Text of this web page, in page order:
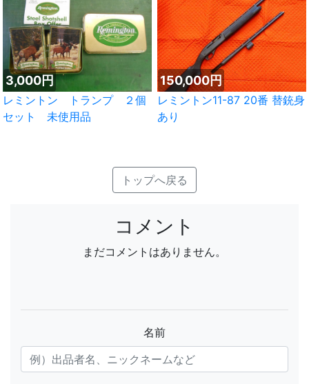
3,000円
レミントン トランプ ２個
セット 未使用品
150,000円
レミントン11-87 20番 替銃身
あり
トップへ戻る
コメント
まだコメントはありません。
名前